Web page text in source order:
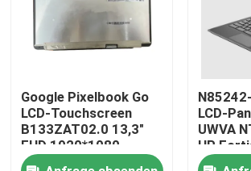
Dell-LCD-Bildschirm-Ersatz
Acer-LCD-Bildschirm-Ersatz
Macbook-LCD-Bildschirm-Ersatz
Google Pixelbook Go
LCD-Touchscreen
B133ZAT02.0 13,3"
FHD 1920*1080
30pins Chromebook
LCD-
UWVA
HP